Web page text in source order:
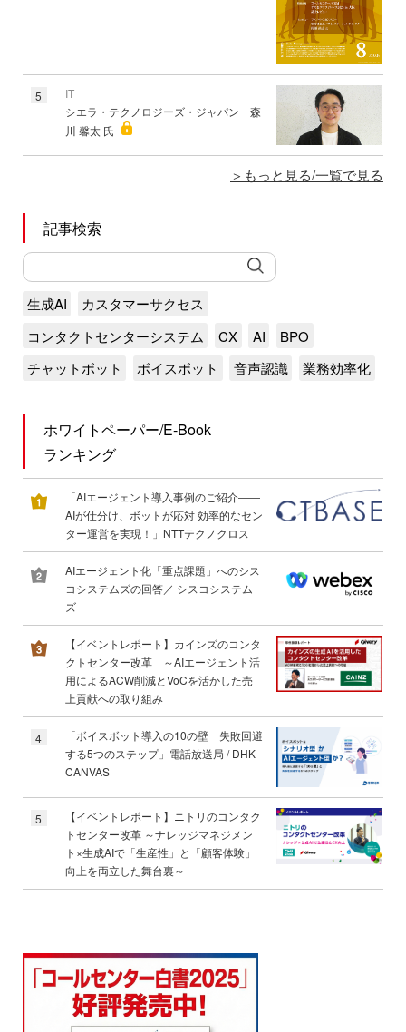
5
IT
シエラ・テクノロジーズ・ジャパン 森
川 馨太 氏
もっと見る/一覧で見る
記事検索
生成AI
カスタマーサクセス
コンタクトセンターシステム
CX AI
BPO
チャットボット
ボイスボット 音声認識 業務効率化
ホワイトペーパー/E-Book
ランキング
「AIエージェント導入事例のご紹介――
AIが仕分け、ボットが応対 効率的なセン
ター運営を実現！」NTTテクノクロス
AIエージェント化「重点課題」へのシス
コシステムズの回答／ シスコシステム
ズ
【イベントレポート】カインズのコンタ
クトセンター改革 ～AIエージェント活
用によるACW削減とVoCを活かした売
上貢献への取り組み
4
「ボイスボット導入の10の壁 失敗回避
する5つのステップ」電話放送局 / DHK
CANVAS
5
【イベントレポート】ニトリのコンタク
トセンター改革 ～ナレッジマネジメン
ト×生成AIで「生産性」と「顧客体験」
向上を両立した舞台裏～